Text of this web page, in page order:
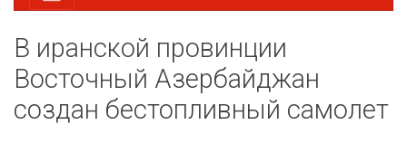
В иранской провинции
Восточный Азербайджан
создан бестопливный самолет